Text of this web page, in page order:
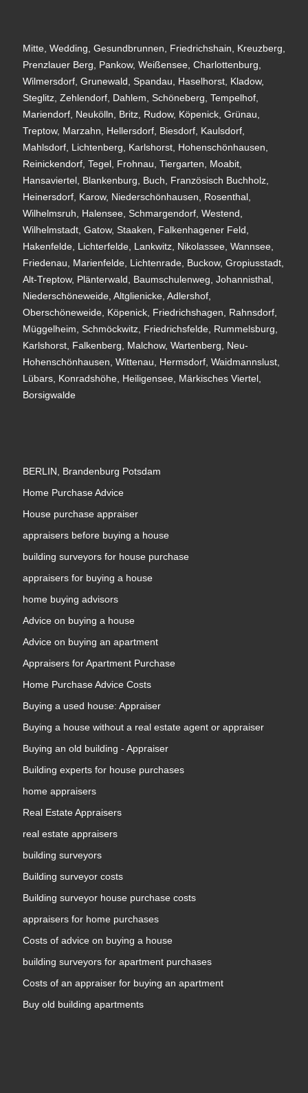
Mitte, Wedding, Gesundbrunnen, Friedrichshain, Kreuzberg,
Prenzlauer Berg, Pankow, Weißensee, Charlottenburg,
Wilmersdorf, Grunewald, Spandau, Haselhorst, Kladow,
Steglitz, Zehlendorf, Dahlem, Schöneberg, Tempelhof,
Mariendorf, Neukölln, Britz, Rudow, Köpenick, Grünau,
Treptow, Marzahn, Hellersdorf, Biesdorf, Kaulsdorf,
Mahlsdorf, Lichtenberg, Karlshorst, Hohenschönhausen,
Reinickendorf, Tegel, Frohnau, Tiergarten, Moabit,
Hansaviertel, Blankenburg, Buch, Französisch Buchholz,
Heinersdorf, Karow, Niederschönhausen, Rosenthal,
Wilhelmsruh, Halensee, Schmargendorf, Westend,
Wilhelmstadt, Gatow, Staaken, Falkenhagener Feld,
Hakenfelde, Lichterfelde, Lankwitz, Nikolassee, Wannsee,
Friedenau, Marienfelde, Lichtenrade, Buckow, Gropiusstadt,
Alt-Treptow, Plänterwald, Baumschulenweg, Johannisthal,
Niederschöneweide, Altglienicke, Adlershof,
Oberschöneweide, Köpenick, Friedrichshagen, Rahnsdorf,
Müggelheim, Schmöckwitz, Friedrichsfelde, Rummelsburg,
Karlshorst, Falkenberg, Malchow, Wartenberg, Neu-
Hohenschönhausen, Wittenau, Hermsdorf, Waidmannslust,
Lübars, Konradshöhe, Heiligensee, Märkisches Viertel,
Borsigwalde
BERLIN, Brandenburg Potsdam
Home Purchase Advice
House purchase appraiser
appraisers before buying a house
building surveyors for house purchase
appraisers for buying a house
home buying advisors
Advice on buying a house
Advice on buying an apartment
Appraisers for Apartment Purchase
Home Purchase Advice Costs
Buying a used house: Appraiser
Buying a house without a real estate agent or appraiser
Buying an old building - Appraiser
Building experts for house purchases
home appraisers
Real Estate Appraisers
real estate appraisers
building surveyors
Building surveyor costs
Building surveyor house purchase costs
appraisers for home purchases
Costs of advice on buying a house
building surveyors for apartment purchases
Costs of an appraiser for buying an apartment
Buy old building apartments